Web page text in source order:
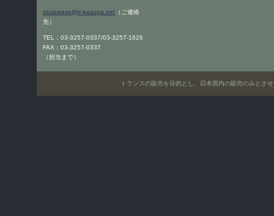
otoiawase@e-kasuga.net （ご連絡
先）
TEL：03-3257-0337/03-3257-1626
FAX：03-3257-0337
（担当まで）
トランスの販売を目的とし、日本国内の販売のみと